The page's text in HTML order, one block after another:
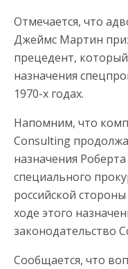
Отмечается, что
Джеймс Мартин
прецедент,
назначения
1970-х годах.
Напомним, что
Consulting
назначения
специального
российской
ходе этого
законодательство
Сообщается, что